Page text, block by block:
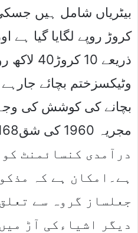
کروڑ روپے لگایا گیا
ذریعے 10
وٹیکسزختم بچائے
بچانے کی کوشش کی
درآمدی کنسائمنٹ
ہے۔امکان ہے کہ
جعلساز گروہ سے
دیگر اشیاءکی آڑ